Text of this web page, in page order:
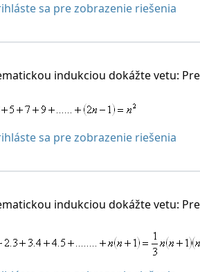
sa pre zobrazenie riešenia
indukciou dokážte vetu:
sa pre zobrazenie riešenia
indukciou dokážte vetu: